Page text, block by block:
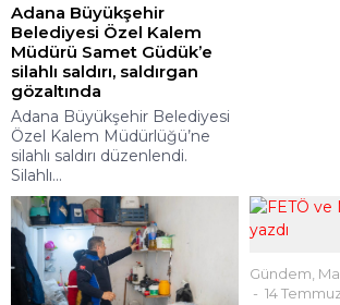
Adana Büyükşehir
Belediyesi Özel Kalem
Müdürü Samet Güdük’e
silahlı saldırı, saldırgan
gözaltında
Adana Büyükşehir Belediyesi
Özel Kalem Müdürlüğü’ne
silahlı saldırı düzenlendi.
Silahlı...
Gündem
14